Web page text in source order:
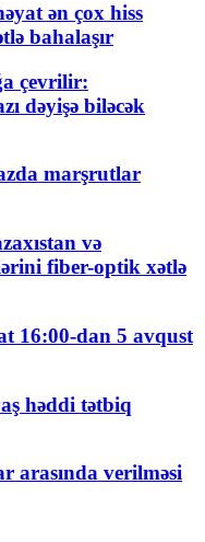
ən çox hiss
bahalaşır
çevrilir:
dəyişə biləcək
marşrutlar
və
fiber-optik xətlə
16:00-dan 5 avqust
həddi tətbiq
arasında verilməsi